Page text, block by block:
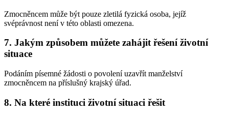
Zmocněncem může být pouze zletilá fyzická osoba, jejíž
svéprávnost není v této oblasti omezena.
7. Jakým způsobem můžete zahájit řešení životní
situace
Podáním písemné žádosti o povolení uzavřít manželství
zmocněncem na příslušný krajský úřad.
8. Na které instituci životní situaci řešit